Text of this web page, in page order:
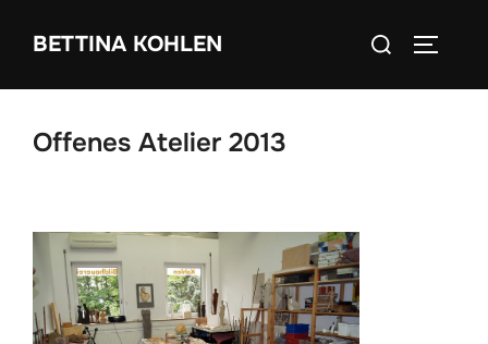
InhaltBETTINA KOHLEN
Suchen
Offenes Atelier 2013